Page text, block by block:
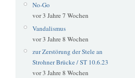
No-Go
vor 3 Jahre 7 Wochen
Vandalismus
vor 3 Jahre 8 Wochen
zur Zerstörung der Stele an
Strohner Brücke / ST 10.6.23
vor 3 Jahre 8 Wochen